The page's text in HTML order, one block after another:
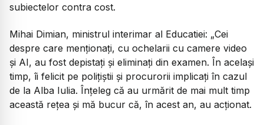
subiectelor contra cost.
Mihai Dimian, ministrul interimar al Educatiei: „Cei
despre care menționați, cu ochelarii cu camere video
și AI, au fost depistați și eliminați din examen. În același
timp, îi felicit pe polițiștii și procurorii implicați în cazul
de la Alba Iulia. Înțeleg că au urmărit de mai mult timp
această rețea și mă bucur că, în acest an, au acționat.